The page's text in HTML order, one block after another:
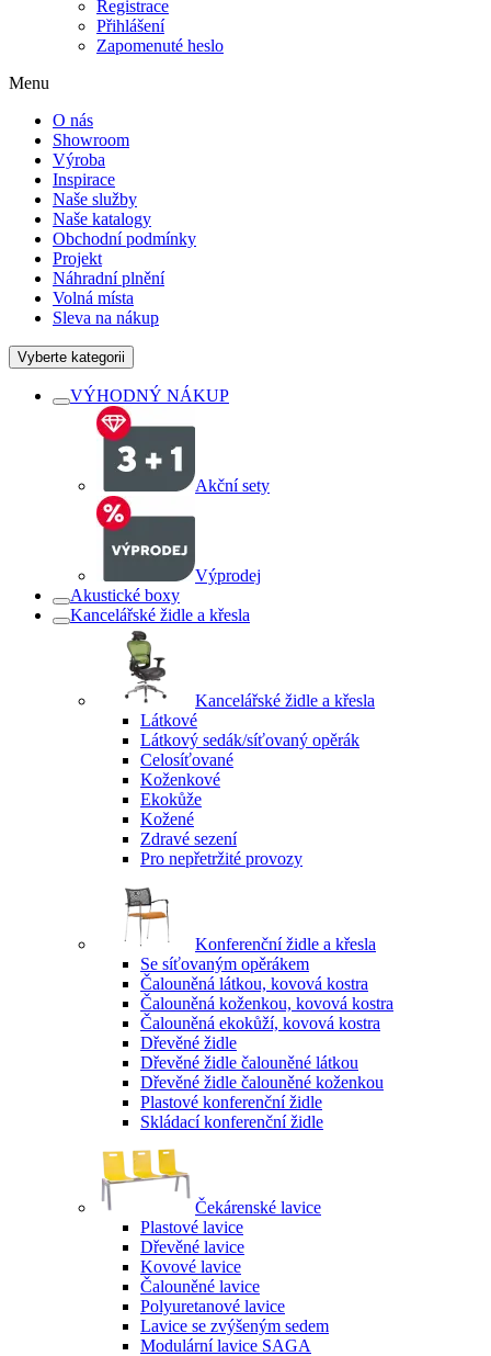
Registrace
Přihlášení
Zapomenuté heslo
Menu
O nás
Showroom
Výroba
Inspirace
Naše služby
Naše katalogy
Obchodní podmínky
Projekt
Náhradní plnění
Volná místa
Sleva na nákup
Vyberte kategorii
VÝHODNÝ NÁKUP
Akční sety
Výprodej
Akustické boxy
Kancelářské židle a křesla
Kancelářské židle a křesla
Látkové
Látkový sedák/síťovaný opěrák
Celosíťované
Koženkové
Ekokůže
Kožené
Zdravé sezení
Pro nepřetržité provozy
Konferenční židle a křesla
Se síťovaným opěrákem
Čalouněná látkou, kovová kostra
Čalouněná koženkou, kovová kostra
Čalouněná ekokůží, kovová kostra
Dřevěné židle
Dřevěné židle čalouněné látkou
Dřevěné židle čalouněné koženkou
Plastové konferenční židle
Skládací konferenční židle
Čekárenské lavice
Plastové lavice
Dřevěné lavice
Kovové lavice
Čalouněné lavice
Polyuretanové lavice
Lavice se zvýšeným sedem
Modulární lavice SAGA